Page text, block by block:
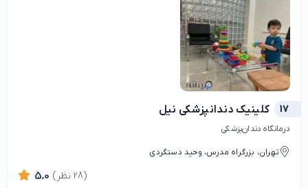
17 کلینیک دندانپزشکی نیل
درمانگاه دندان‌پزشکی
تهران، بزرگراه مدرس، وحید دستگردی
5.0 (28 نظر)